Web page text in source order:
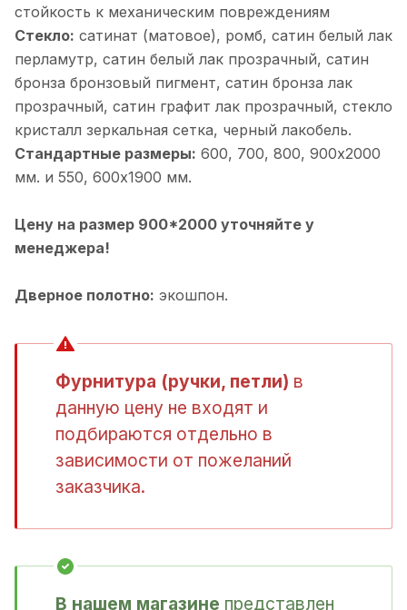
стойкость к механическим повреждениям
Стекло: сатинат (матовое), ромб, cатин белый лак
перламутр, cатин белый лак прозрачный, cатин
бронза бронзовый пигмент, cатин бронза лак
прозрачный, cатин графит лак прозрачный, cтекло
кристалл зеркальная сетка, черный лакобель.
Стандартные размеры: 600, 700, 800, 900х2000
мм. и 550, 600х1900 мм.
Цену на размер 900*2000 уточняйте у
менеджера!
Дверное полотно: экошпон.
Фурнитура (ручки, петли) в
данную цену не входят и
подбираются отдельно в
зависимости от пожеланий
заказчика.
В нашем магазине представлен